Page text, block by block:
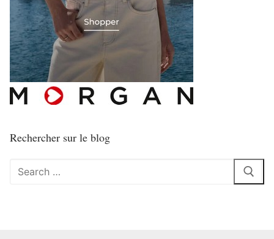
Rechercher sur le blog
Rechercher